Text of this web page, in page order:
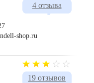
4 отзыва
shop.ru
19 отзывов